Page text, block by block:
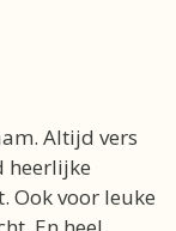
Altijd vers
heerlijke
Ook voor leuke